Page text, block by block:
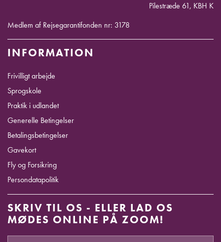
Pilestræde 61, KBH K
Medlem af Rejsegarantifonden nr: 3178
INFORMATION
Frivilligt arbejde
Sprogskole
Praktik i udlandet
Generelle Betingelser
Betalingsbetingelser
Gavekort
Fly og Forsikring
Persondatapolitik
SKRIV TIL OS - ELLER LAD OS
MØDES ONLINE PÅ ZOOM!